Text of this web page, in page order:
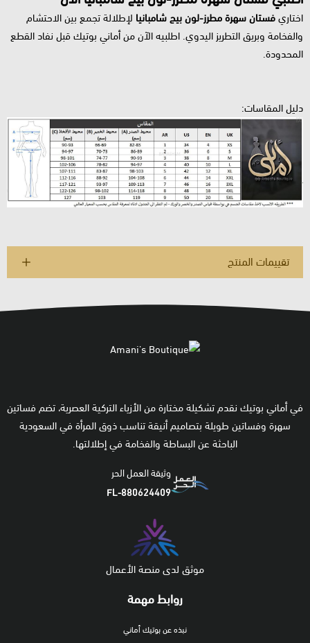
اختاريفستان سهرة مطرز-لون بيج شامبانيا لإطلالة تجمع بين الاحتشام
والفخامة وبريق التطريز اليدوي. اطلبيه الآن من أماني بوتيك قبل نفاد القطع
المحدودة.
دليل المقاسات:
تقييمات المنتج
روابط مهمة
نبذه عن بوتيك أماني
في أماني بوتيك نقدم تشكيلة مختارة من الأزياء التركية العصرية، تضم فساتين
سهرة وفساتين طويلة بتصاميم أنيقة تناسب ذوق المرأة في السعودية
الباحثة عن البساطة والفخامة في إطلالتها.
وثيقة العمل الحر
FL-880624409
موثق لدى منصة الأعمال